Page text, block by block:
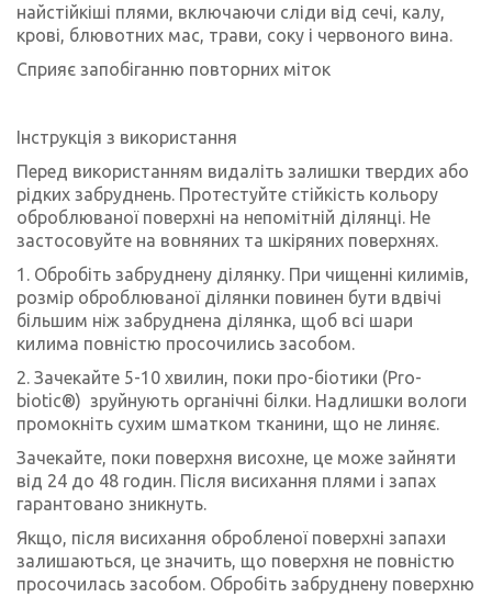
найстійкіші плями, включаючи сліди від сечі, калу,
крові, блювотних мас, трави, соку і червоного вина.
Сприяє запобіганню повторних міток
Інструкція з використання
Перед використанням видаліть залишки твердих або
рідких забруднень. Протестуйте стійкість кольору
оброблюваної поверхні на непомітній ділянці. Не
застосовуйте на вовняних та шкіряних поверхнях.
1. Обробіть забруднену ділянку. При чищенні килимів,
розмір оброблюваної ділянки повинен бути вдвічі
більшим ніж забруднена ділянка, щоб всі шари
килима повністю просочились засобом.
2. Зачекайте 5-10 хвилин, поки про-біотики (Pro-
biotic®) зруйнують органічні білки. Надлишки вологи
промокніть сухим шматком тканини, що не линяє.
Зачекайте, поки поверхня висохне, це може зайняти
від 24 до 48 годин. Після висихання плями і запах
гарантовано зникнуть.
Якщо, після висихання обробленої поверхні запахи
залишаються, це значить, що поверхня не повністю
просочилась засобом. Обробіть забруднену поверхню